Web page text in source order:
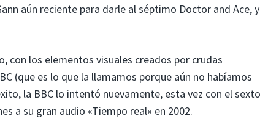
aún reciente para darle al séptimo Doctor and Ace, y
con los elementos visuales creados por crudas
(que es lo que la llamamos porque aún no habíamos
la BBC lo intentó nuevamente, esta vez con el sexto
a su gran audio «Tiempo real» en 2002.